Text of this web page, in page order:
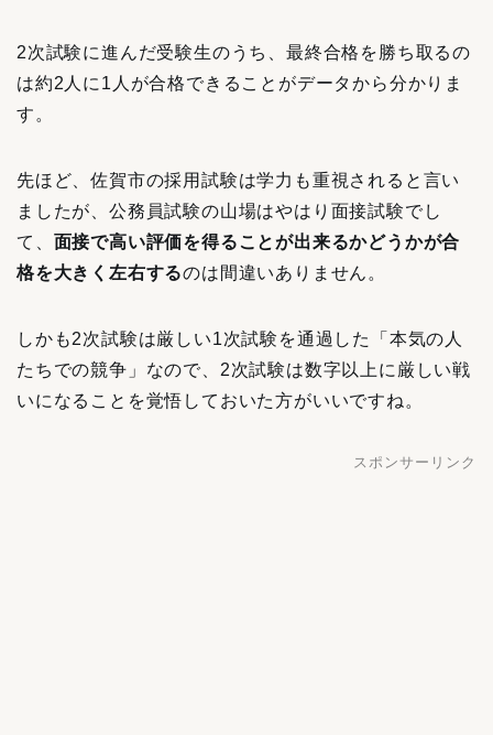
2次試験に進んだ受験生のうち、最終合格を勝ち取るの
は約2人に1人が合格できることがデータから分かりま
す。
先ほど、佐賀市の採用試験は学力も重視されると言い
ましたが、公務員試験の山場はやはり面接試験でし
て、 面接で高い評価を得ることが出来るかどうかが合
格を大きく左右するのは間違いありません。
しかも2次試験は厳しい1次試験を通過した「本気の人
たちでの競争」なので、2次試験は数字以上に厳しい戦
いになることを覚悟しておいた方がいいですね。
スポンサーリンク